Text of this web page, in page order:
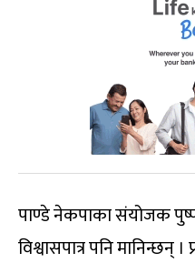
पाण्डे नेकपाका संयोजक
विश्वासपात्र पनि मानिन्छन् ।